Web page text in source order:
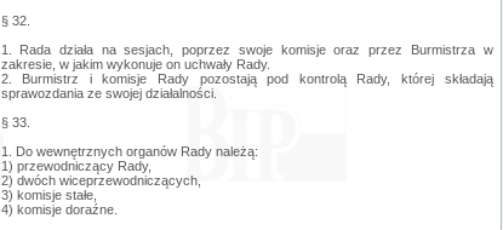
§ 32.
1. Rada działa na sesjach, poprzez swoje komisje oraz przez Burmistrza w
zakresie, w jakim wykonuje on uchwały Rady.
2. Burmistrz i komisje Rady pozostają pod kontrolą Rady, której składają
sprawozdania ze swojej działalności.
§ 33.
1. Do wewnętrznych organów Rady należą:
1) przewodniczący Rady,
2) dwóch wiceprzewodniczących,
3) komisje stałe,
4) komisje doraźne.